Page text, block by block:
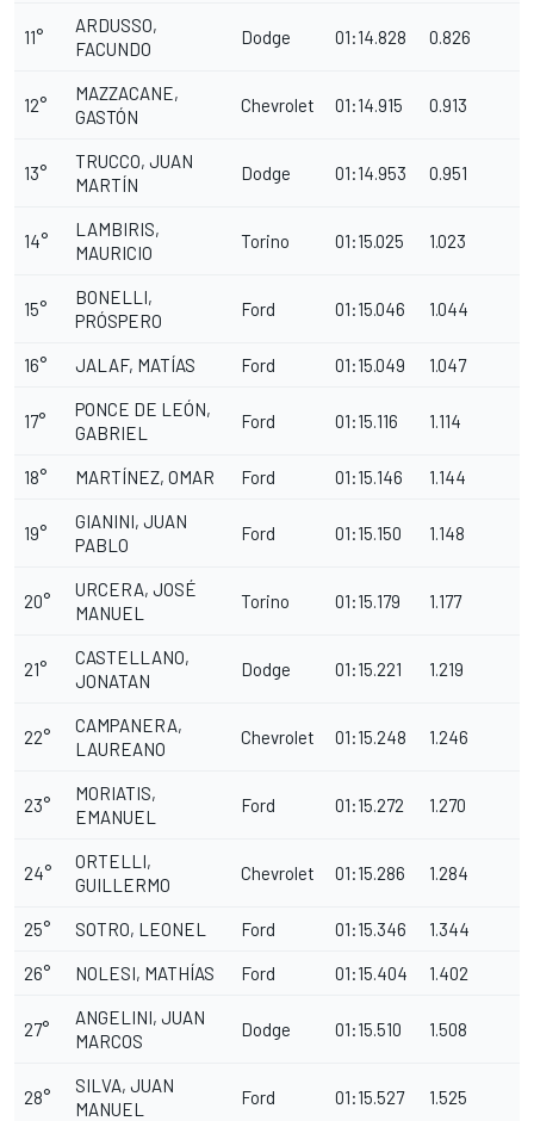
11°
ARDUSSO,
FACUNDO
Dodge 01:14.828 0.826
12°
MAZZACANE,
GASTÓN
Chevrolet 01:14.915 0.913
13°
TRUCCO, JUAN
MARTÍN
Dodge 01:14.953 0.951
14°
LAMBIRIS,
MAURICIO
Torino 01:15.025 1.023
15°
BONELLI,
PRÓSPERO
Ford 01:15.046 1.044
16° JALAF, MATÍAS Ford 01:15.049 1.047
17°
PONCE DE LEÓN,
GABRIEL
Ford 01:15.116 1.114
18° MARTÍNEZ, OMAR Ford 01:15.146 1.144
19°
GIANINI, JUAN
PABLO
Ford 01:15.150 1.148
20°
URCERA, JOSÉ
MANUEL
Torino 01:15.179 1.177
21°
CASTELLANO,
JONATAN
Dodge 01:15.221 1.219
22°
CAMPANERA,
LAUREANO
Chevrolet 01:15.248 1.246
23°
MORIATIS,
EMANUEL
Ford 01:15.272 1.270
24°
ORTELLI,
GUILLERMO
Chevrolet 01:15.286 1.284
25° SOTRO, LEONEL Ford 01:15.346 1.344
26° NOLESI, MATHÍAS Ford 01:15.404 1.402
27°
ANGELINI, JUAN
MARCOS
Dodge 01:15.510 1.508
28°
SILVA, JUAN
MANUEL
Ford 01:15.527 1.525